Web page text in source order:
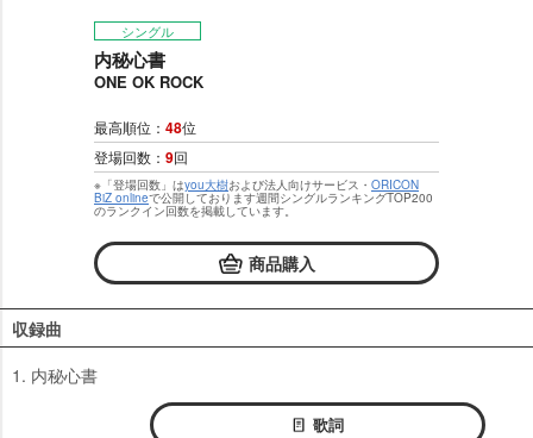
シングル
内秘心書
ONE OK ROCK
最高順位： 48位
登場回数： 9回
※「登場回数」はyou大樹および法人向けサービス・ ORICON
BiZ onlineで公開しております週間シングルランキングTOP200
のランクイン回数を掲載しています。
商品購入
収録曲
1. 内秘心書
歌詞